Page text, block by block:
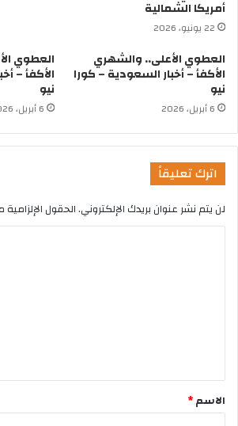
أمريكا الشمالية
22 يونيو، 2026
العطوي الأعلى.. والشهري
الأكفأ – أخبار السعودية – كورا
نيو
6 أبريل، 2026
العطوي
الأكفأ –
نيو
6 أبريل، 2026
اترك تعليقاً
لن يتم نشر عنوان بريدك الإلكتروني.الحقول الإلزامية
الاسم*